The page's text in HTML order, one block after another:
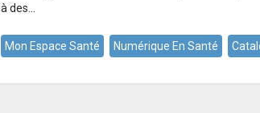
à des...
Mon Espace Santé Numérique En Santé